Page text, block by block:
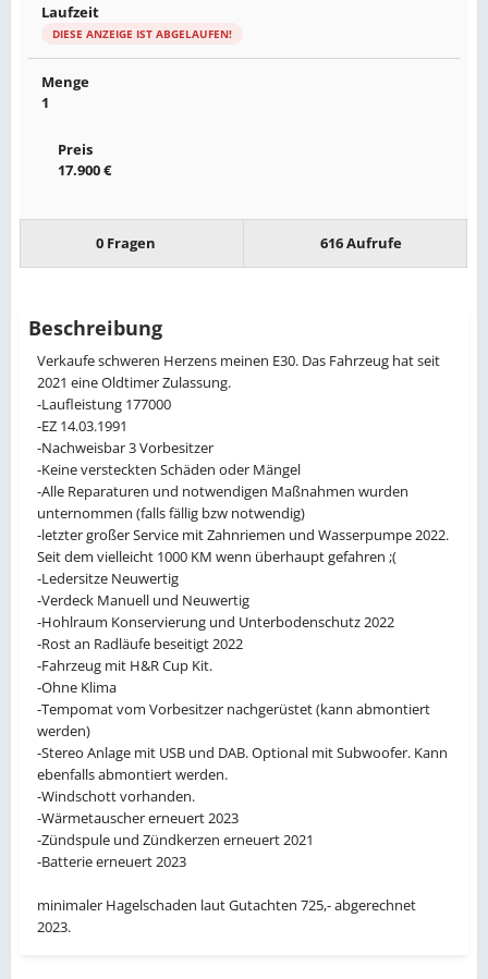
Laufzeit
DIESE ANZEIGE IST ABGELAUFEN!
Menge
1
Preis
17.900 €
0 Fragen 616 Aufrufe
Beschreibung
Verkaufe schweren Herzens meinen E30. Das Fahrzeug hat seit
2021 eine Oldtimer Zulassung.
-Laufleistung 177000
-EZ 14.03.1991
-Nachweisbar 3 Vorbesitzer
-Keine versteckten Schäden oder Mängel
-Alle Reparaturen und notwendigen Maßnahmen wurden
unternommen (falls fällig bzw notwendig)
-letzter großer Service mit Zahnriemen und Wasserpumpe 2022.
Seit dem vielleicht 1000 KM wenn überhaupt gefahren ;(
-Ledersitze Neuwertig
-Verdeck Manuell und Neuwertig
-Hohlraum Konservierung und Unterbodenschutz 2022
-Rost an Radläufe beseitigt 2022
-Fahrzeug mit H&R Cup Kit.
-Ohne Klima
-Tempomat vom Vorbesitzer nachgerüstet (kann abmontiert
werden)
-Stereo Anlage mit USB und DAB. Optional mit Subwoofer. Kann
ebenfalls abmontiert werden.
-Windschott vorhanden.
-Wärmetauscher erneuert 2023
-Zündspule und Zündkerzen erneuert 2021
-Batterie erneuert 2023
minimaler Hagelschaden laut Gutachten 725,- abgerechnet
2023.